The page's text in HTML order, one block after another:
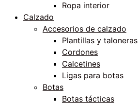
Ropa interior
Calzado
Accesorios de calzado
Plantillas y taloneras
Cordones
Calcetines
Ligas para botas
Botas
Botas tácticas